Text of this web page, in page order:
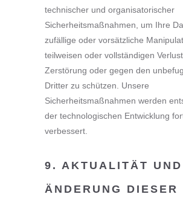
technischer und organisatorischer
Sicherheitsmaßnahmen, um Ihre
zufällige oder vorsätzliche
teilweisen oder vollständigen Verlust,
Zerstörung oder gegen den
Dritter zu schützen. Unsere
Sicherheitsmaßnahmen werden
der technologischen Entwicklung
verbessert.
9. AKTUALITÄT UND
ÄNDERUNG DIESER